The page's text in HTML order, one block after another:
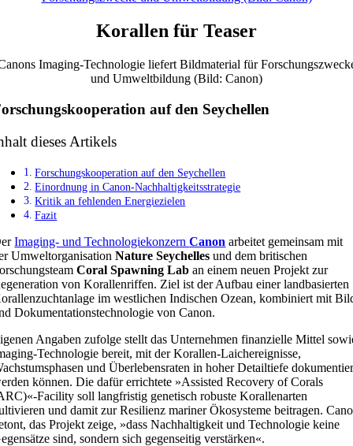
Korallen für Teaser
Imaging-Technologie liefert Bildmaterial für
und Umweltbildung (Bild: Canon)
auf den Seychellen
dieses Artikels
Forschungskooperation auf den Seychellen
Einordnung in Canon-Nachhaltigkeitsstrategie
Kritik an fehlenden Energiezielen
Fazit
Imaging- und TechnologiekonzernCanon arbeitet gemeinsam mit
UmweltorganisationNature Seychelles und dem britischen
Coral Spawning Lab an einem neuen Projekt zur
von Korallenriffen. Ziel ist der Aufbau einer landbasierten
im westlichen Indischen Ozean, kombiniert mit
Dokumentationstechnologie von Canon.
Angaben zufolge stellt das Unternehmen finanzielle Mittel
Technologie bereit, mit der Korallen-Laichereignisse,
und Überlebensraten in hoher Detailtiefe
können. Die dafür errichtete »Assisted Recovery of Corals
Facility soll langfristig genetisch robuste Korallenarten
und damit zur Resilienz mariner Ökosysteme beitragen.
das Projekt zeige, »dass Nachhaltigkeit und Technologie keine
sind, sondern sich gegenseitig verstärken«.